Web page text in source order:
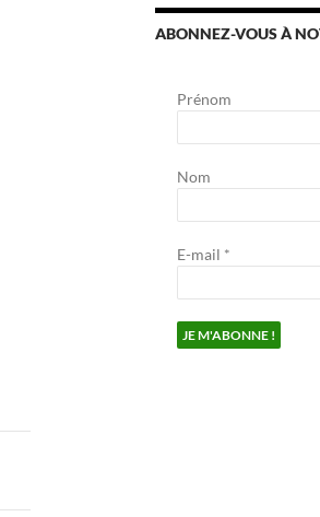
ABONNEZ-VOUS À
Prénom
Nom
E-mail *